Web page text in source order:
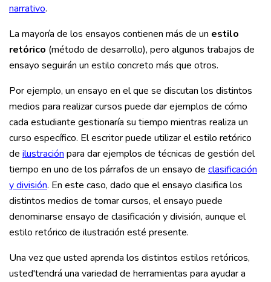
narrativo.
La mayoría de los ensayos contienen más de un estilo
retórico (método de desarrollo), pero algunos trabajos de
ensayo seguirán un estilo concreto más que otros.
Por ejemplo, un ensayo en el que se discutan los distintos
medios para realizar cursos puede dar ejemplos de cómo
cada estudiante gestionaría su tiempo mientras realiza un
curso específico. El escritor puede utilizar el estilo retórico
de ilustración para dar ejemplos de técnicas de gestión del
tiempo en uno de los párrafos de un ensayo de clasificación
y división. En este caso, dado que el ensayo clasifica los
distintos medios de tomar cursos, el ensayo puede
denominarse ensayo de clasificación y división, aunque el
estilo retórico de ilustración esté presente.
Una vez que usted aprenda los distintos estilos retóricos,
usted'tendrá una variedad de herramientas para ayudar a